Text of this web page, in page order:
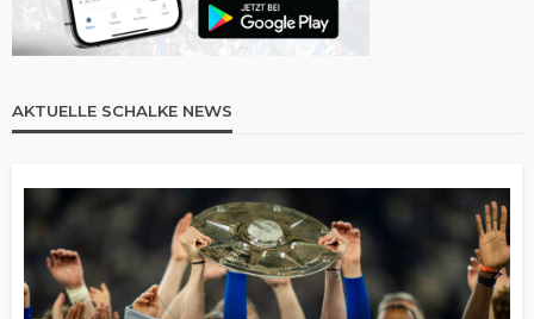
AKTUELLE SCHALKE NEWS